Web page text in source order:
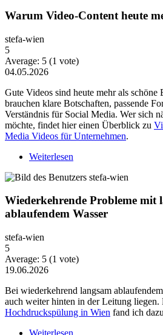
Warum Video-Content heute
stefa-wien
5
Average: 5 (1 vote)
04.05.2026
Gute Videos sind heute mehr als schöne
brauchen klare Botschaften, passende
Verständnis für Social Media. Wer sich
möchte, findet hier einen Überblick zu
Media Videos für Unternehmen.
Weiterlesen
Wiederkehrende Probleme mit
ablaufendem Wasser
stefa-wien
5
Average: 5 (1 vote)
19.06.2026
Bei wiederkehrend langsam
auch weiter hinten in der Leitung
Hochdruckspülung in Wien fand ich
Weiterlesen